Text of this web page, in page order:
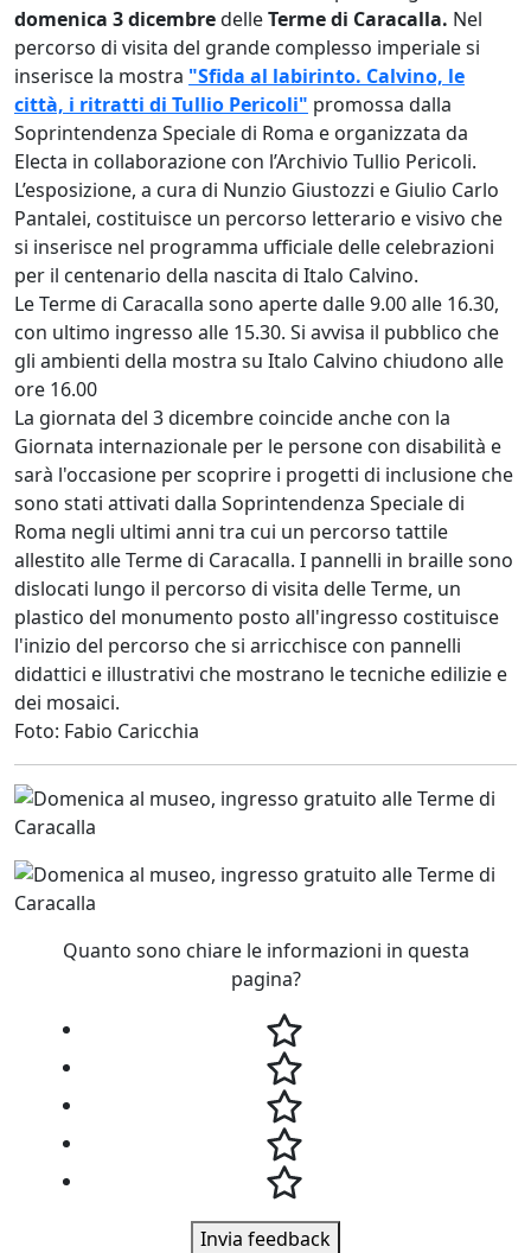
domenica 3 dicembredelleTerme di Caracalla. Nel
percorso di visita del grande complesso imperiale si
inserisce la mostra "Sfida al labirinto. Calvino, le
città, i ritratti di Tullio Pericoli" promossa dalla
Soprintendenza Speciale di Roma e organizzata da
Electa in collaborazione con l’Archivio Tullio Pericoli.
L’esposizione, a cura di Nunzio Giustozzi e Giulio Carlo
Pantalei, costituisce un percorso letterario e visivo che
si inserisce nel programma ufficiale delle celebrazioni
per il centenario della nascita di Italo Calvino.
Le Terme di Caracalla sono aperte dalle 9.00 alle 16.30,
con ultimo ingresso alle 15.30. Si avvisa il pubblico che
gli ambienti della mostra su Italo Calvino chiudono alle
ore 16.00
La giornata del 3 dicembre coincide anche con la
Giornata internazionale per le persone con disabilità e
sarà l'occasione per scoprire i progetti di inclusione che
sono stati attivati dalla Soprintendenza Speciale di
Roma negli ultimi anni tra cui un percorso tattile
allestito alle Terme di Caracalla. I pannelli in braille sono
dislocati lungo il percorso di visita delle Terme, un
plastico del monumento posto all'ingresso costituisce
l'inizio del percorso che si arricchisce con pannelli
didattici e illustrativi che mostrano le tecniche edilizie e
dei mosaici.
Foto: Fabio Caricchia
Quanto sono chiare le informazioni in questa
pagina?
Invia feedback